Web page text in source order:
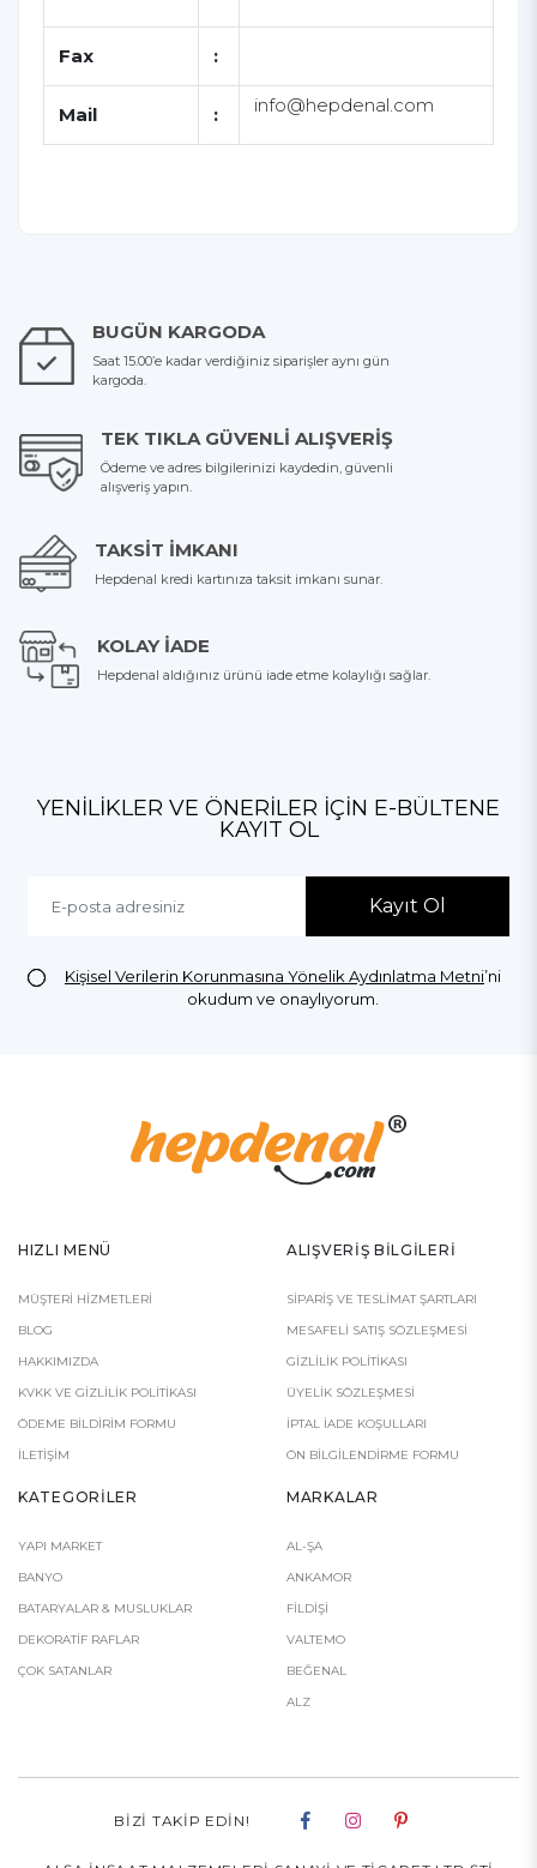
Fax :
Mail : info@hepdenal.com
BUGÜN KARGODA
Saat 15.00’e kadar verdiğiniz siparişler aynı gün
kargoda.
TEK TIKLA GÜVENLI ALIŞVERIŞ
Ödeme ve adres bilgilerinizi kaydedin, güvenli
alışveriş yapın.
TAKSIT İMKANI
Hepdenal kredi kartınıza taksit imkanı sunar.
KOLAY İADE
Hepdenal aldığınız ürünü iade etme kolaylığı sağlar.
YENILIKLER VE ÖNERILER İÇIN E-BÜLTENE
KAYIT OL
Kayıt Ol
Kişisel Verilerin Korunmasına Yönelik Aydınlatma Metni’ni
okudum ve onaylıyorum.
HIZLI MENÜ
MÜŞTERI HIZMETLERI
BLOG
HAKKIMIZDA
KVKK VE GIZLILIK POLITIKASI
ÖDEME BILDIRIM FORMU
İLETIŞIM
ALIŞVERIŞ BILGILERI
SIPARIŞ VE TESLIMAT ŞARTLARI
MESAFELI SATIŞ SÖZLEŞMESI
GIZLILIK POLITIKASI
ÜYELIK SÖZLEŞMESI
İPTAL İADE KOŞULLARI
ÖN BILGILENDIRME FORMU
KATEGORILER
YAPI MARKET
BANYO
BATARYALAR & MUSLUKLAR
DEKORATİF RAFLAR
ÇOK SATANLAR
MARKALAR
AL-ŞA
ANKAMOR
FILDIŞI
VALTEMO
BEĞENAL
ALZ
BIZI TAKIP EDIN!